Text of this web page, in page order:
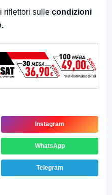
riflettori sulle condizioni
Instagram
WhatsApp
Telegram